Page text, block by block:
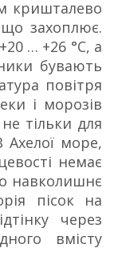
кришталево
захоплює.
… +26 °C, а
бувають
повітря
і морозів
тільки для
море,
немає
навколишнє
пісок на
через
вмісту